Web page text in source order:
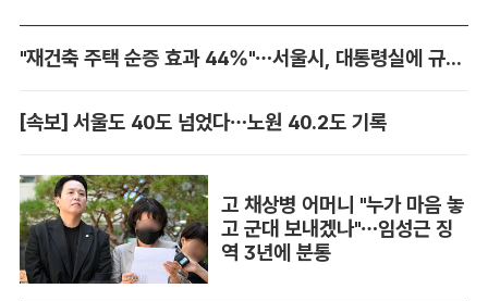
"재건축 주택 순증 효과 44%"…서울시, 대통령실에 규제 완화 건의
[속보] 서울도 40도 넘었다…노원 40.2도 기록
고 채상병 어머니 "누가 마음 놓
고 군대 보내겠나"…임성근 징
역 3년에 분통